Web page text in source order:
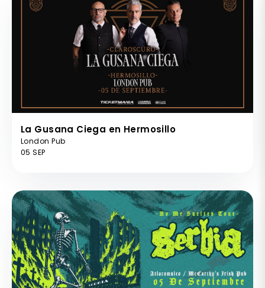
La Gusana Ciega en Hermosillo
London Pub
05 SEP